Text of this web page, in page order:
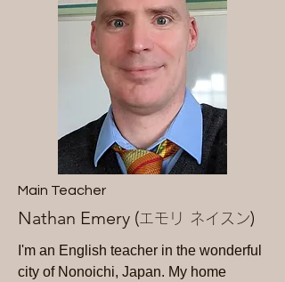
Main Teacher
Nathan Emery (エモリ ネイスン)
I'm an English teacher in the wonderful
city of Nonoichi, Japan. My home